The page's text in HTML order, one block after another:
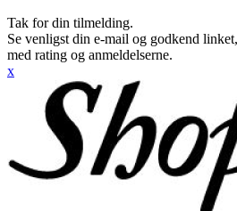
Tak for din tilmelding.
Se venligst din e-mail og godkend
med rating og anmeldelserne.
x